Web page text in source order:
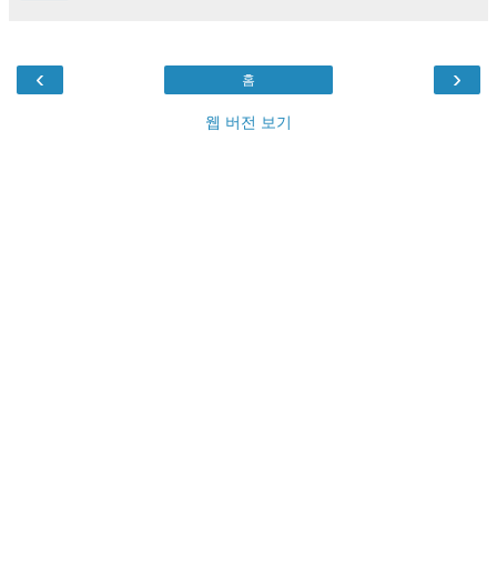
‹ ›
홈
웹 버전 보기